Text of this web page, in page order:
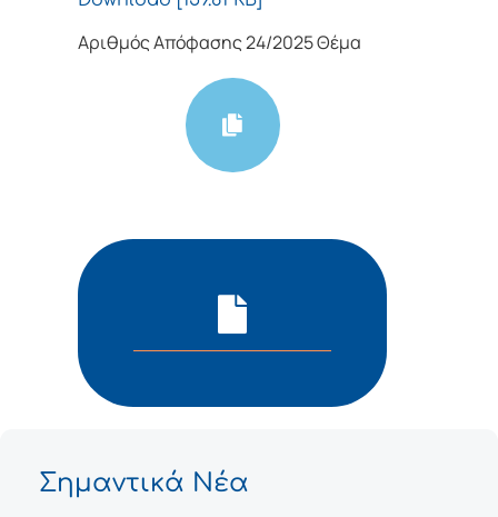
Αριθμός Απόφασης 24/2025 Θέμα
Σημαντικά Νέα